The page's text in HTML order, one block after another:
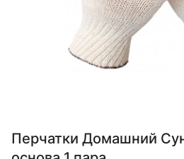
Перчатки Домашний